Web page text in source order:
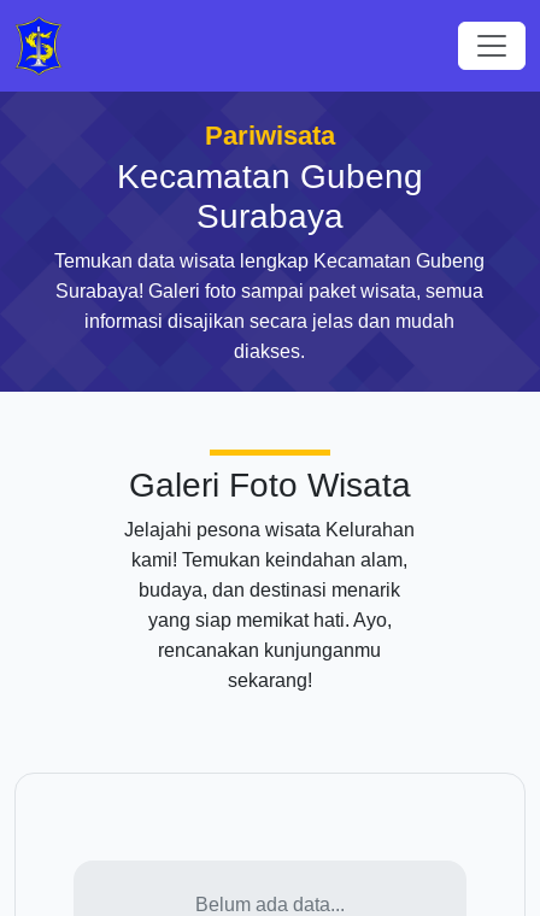
Pariwisata
Kecamatan Gubeng
Surabaya
Temukan data wisata lengkap Kecamatan Gubeng
Surabaya! Galeri foto sampai paket wisata, semua
informasi disajikan secara jelas dan mudah
diakses.
Galeri Foto Wisata
Jelajahi pesona wisata Kelurahan
kami! Temukan keindahan alam,
budaya, dan destinasi menarik
yang siap memikat hati. Ayo,
rencanakan kunjunganmu
sekarang!
Belum ada data...